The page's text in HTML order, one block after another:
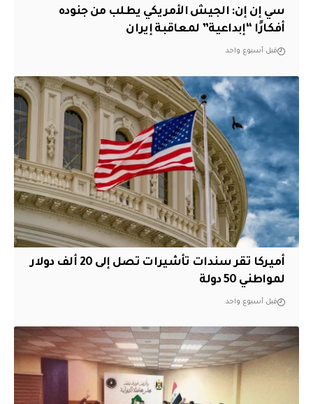
سي إن إن: الجيش الأمريكي يطلب من جنوده
أفكارًا “إبداعية” لمعاقبة إيران
قبل أسبوع واحد
أميركا تقر سندات تأشيرات تصل إلى 20 ألف دولار
لمواطني 50 دولة
قبل أسبوع واحد